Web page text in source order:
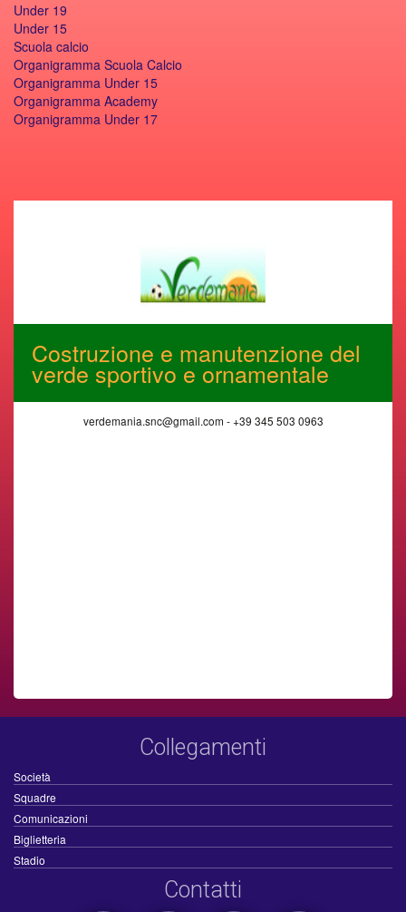
Under 19
Under 15
Scuola calcio
Organigramma Scuola Calcio
Organigramma Under 15
Organigramma Academy
Organigramma Under 17
Costruzione e manutenzione del
verde sportivo e ornamentale
verdemania.snc@gmail.com - +39 345 503 0963
Collegamenti
Società
Squadre
Comunicazioni
Biglietteria
Stadio
Contatti